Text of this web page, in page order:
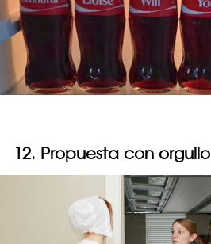
12. Propuesta con orgullo